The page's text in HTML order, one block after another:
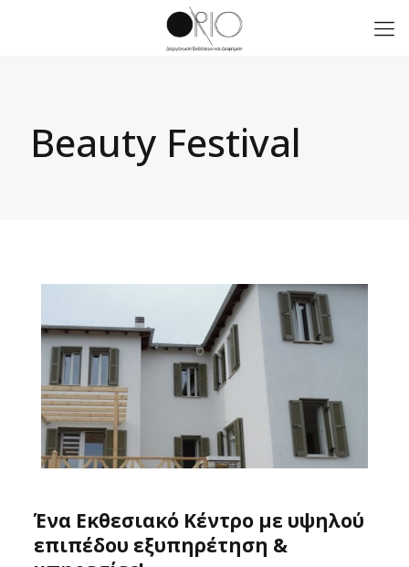
Beauty Festival
Ένα Εκθεσιακό Κέντρο με υψηλού
επιπέδου εξυπηρέτηση &